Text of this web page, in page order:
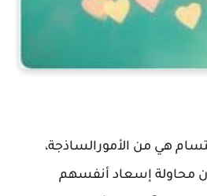
هي من الأمورالساذجة،
محاولة إسعاد أنفسهم